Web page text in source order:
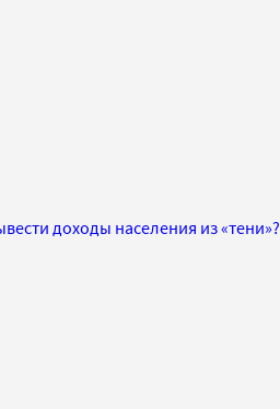
доходы населения из «тени»?